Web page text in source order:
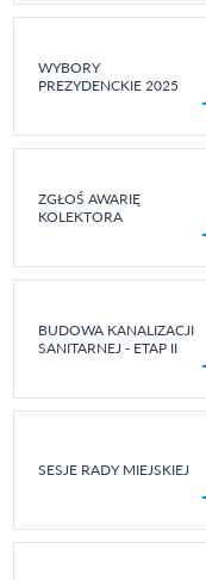
WYBORY
PREZYDENCKIE 2025
ZGŁOŚ AWARIĘ
KOLEKTORA
BUDOWA KANALIZACJI
SANITARNEJ - ETAP II
SESJE RADY MIEJSKIEJ